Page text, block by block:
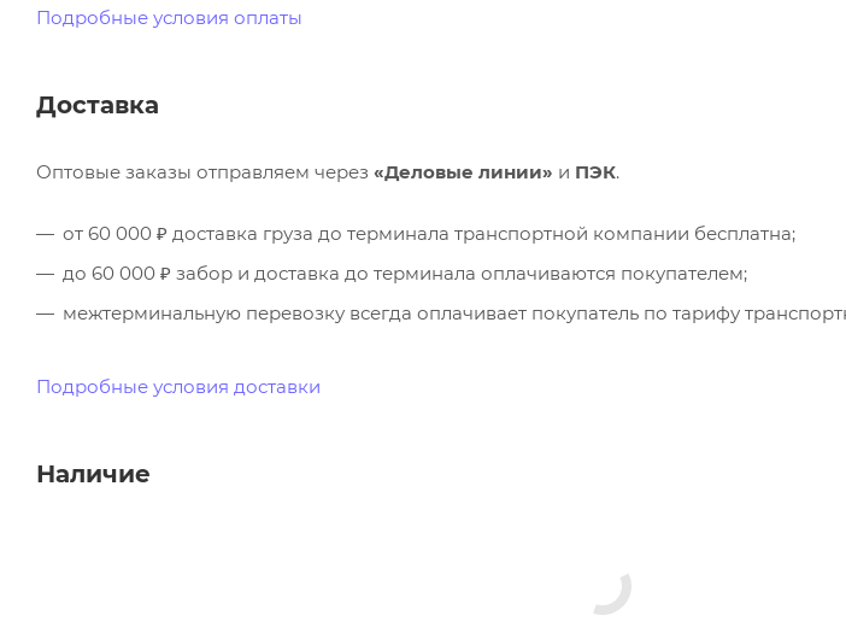
Подробные условия оплаты
Доставка
Оптовые заказы отправляем через «Деловые линии» и ПЭК.
от 60 000 ₽ доставка груза до терминала транспортной компании бесплатна;
до 60 000 ₽ забор и доставка до терминала оплачиваются покупателем;
межтерминальную перевозку всегда оплачивает покупатель по тарифу
Подробные условия доставки
Наличие